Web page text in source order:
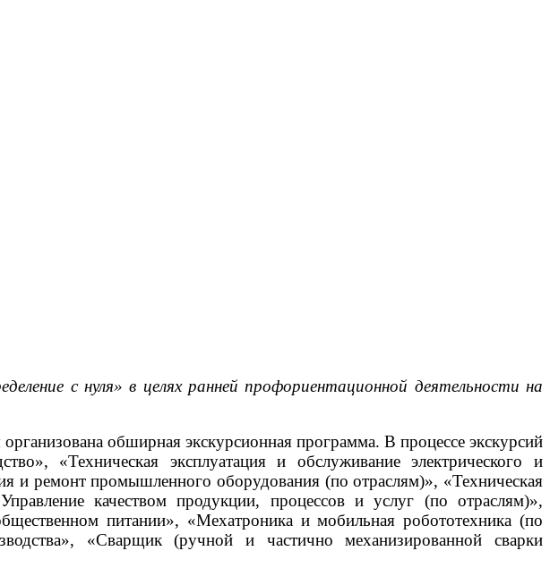
с нуля» в целях ранней профориентационной деятельности на
обширная экскурсионная программа. В процессе экскурсий
«Техническая эксплуатация и обслуживание электрического и
и ремонт промышленного оборудования (по отраслям)», «Техническая
качеством продукции, процессов и услуг (по отраслям)»,
питании», «Мехатроника и мобильная робототехника (по
«Сварщик (ручной и частично механизированной сварки